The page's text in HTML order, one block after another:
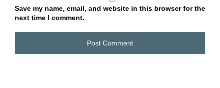
Save my name, email, and website in this browser for the
next time I comment.